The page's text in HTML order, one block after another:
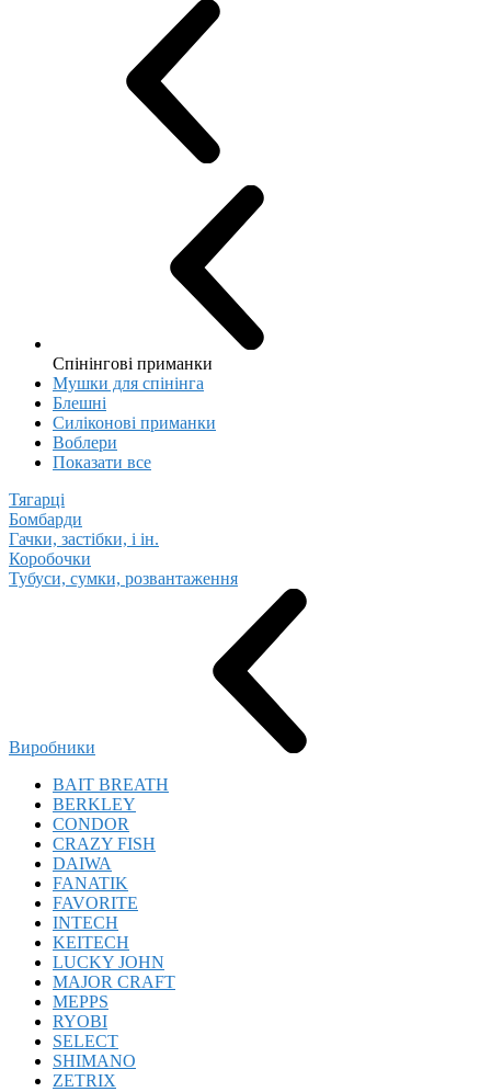
Спінінгові приманки
Мушки для спінінга
Блешні
Cиліконові приманки
Воблери
Показати все
Тягарці
Бомбарди
Гачки, застібки, і ін.
Коробочки
Тубуси, сумки, розвантаження
Виробники
BAIT BREATH
BERKLEY
CONDOR
CRAZY FISH
DAIWA
FANATIK
FAVORITE
INTECH
KEITECH
LUCKY JOHN
MAJOR CRAFT
MEPPS
RYOBI
SELECT
SHIMANO
ZETRIX